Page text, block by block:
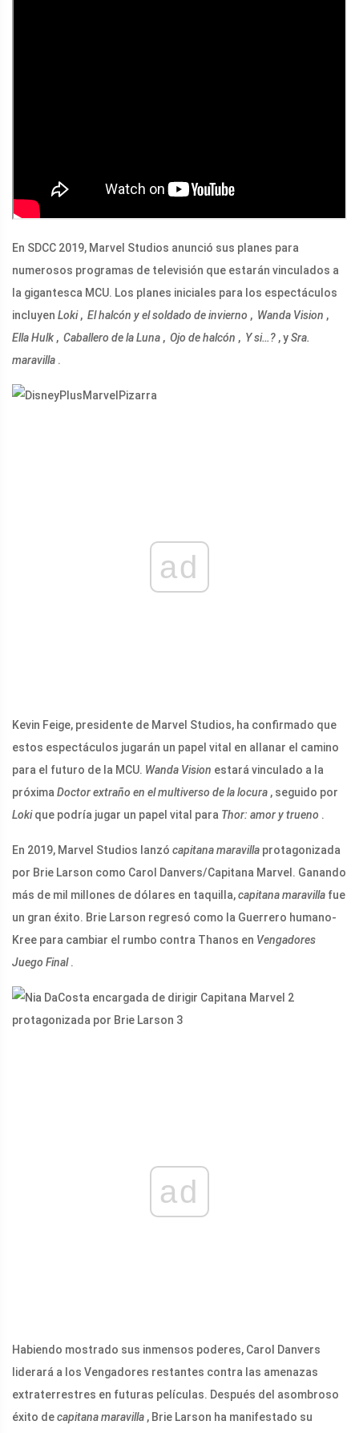
En SDCC 2019, Marvel Studios anunció sus planes para
numerosos programas de televisión que estarán vinculados a
la gigantesca MCU. Los planes iniciales para los espectáculos
incluyen Loki, El halcón y el soldado de invierno , Wanda Vision ,
Ella Hulk , Caballero de la Luna , Ojo de halcón , Y si…? , ySra.
maravilla .
ad
Kevin Feige, presidente de Marvel Studios, ha confirmado que
estos espectáculos jugarán un papel vital en allanar el camino
para el futuro de la MCU. Wanda Vision estará vinculado a la
próxima Doctor extraño en el multiverso de la locura , seguido por
Lokique podría jugar un papel vital para Thor: amor y trueno .
En 2019, Marvel Studios lanzó capitana maravilla protagonizada
por Brie Larson como Carol Danvers/Capitana Marvel. Ganando
más de mil millones de dólares en taquilla,capitana maravilla fue
un gran éxito. Brie Larson regresó como la Guerrero humano-
Kree para cambiar el rumbo contra Thanos en Vengadores
Juego Final.
ad
Habiendo mostrado sus inmensos poderes, Carol Danvers
liderará a los Vengadores restantes contra las amenazas
extraterrestres en futuras películas. Después del asombroso
éxito decapitana maravilla , Brie Larson ha manifestado su